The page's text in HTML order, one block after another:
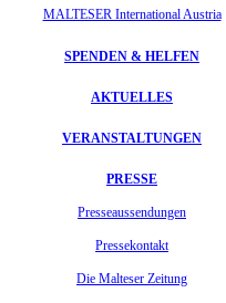
MALTESER International Austria
SPENDEN & HELFEN
AKTUELLES
VERANSTALTUNGEN
PRESSE
Presseaussendungen
Pressekontakt
Die Malteser Zeitung